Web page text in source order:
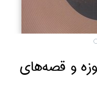
و قصه‌هاي